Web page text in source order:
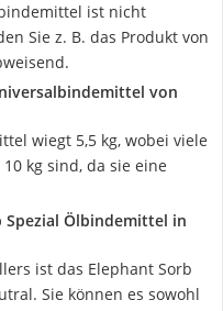
ist nicht
Sie z. B. das Produkt von
von
wiegt 5,5 kg, wobei viele
kg sind, da sie eine
Spezial Ölbindemittel in
ist das Elephant Sorb
Sie können es sowohl